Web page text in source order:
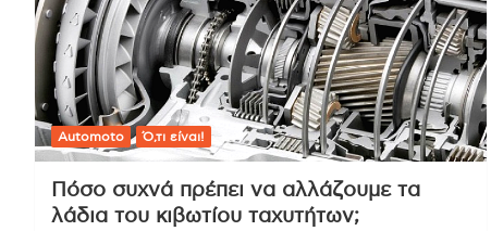
Automoto Ό,τι είναι!
Πόσο συχνά πρέπει να αλλάζουμε τα
λάδια του κιβωτίου ταχυτήτων;